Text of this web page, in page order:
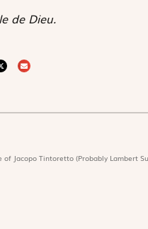
de Dieu.
of Jacopo Tintoretto (Probably Lambert